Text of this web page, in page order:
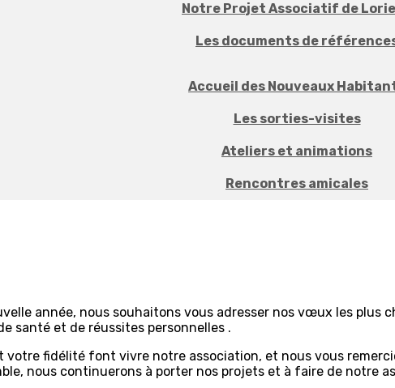
Notre Projet Associatif de
Les documents de
Accueil des Nouveaux
Les sorties-visites
Ateliers et animations
Rencontres amicales
année, nous souhaitons vous adresser nos vœux les plus
santé et de réussites personnelles .
votre fidélité font vivre notre association, et nous vous
nous continuerons à porter nos projets et à faire de notre